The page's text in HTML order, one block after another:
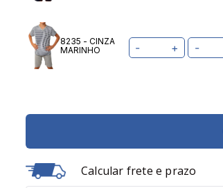
8235 - CINZA
MARINHO
- + -
Calcular frete e prazo